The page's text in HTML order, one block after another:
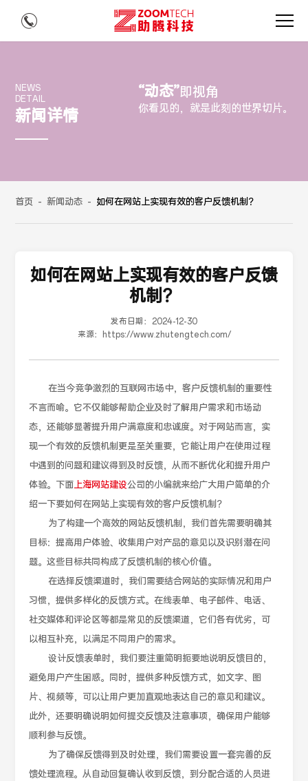
NEWS
DETAIL
新闻详情
“动态”即视角
你看见的，就是此刻的世界切片。
首页 - 新闻动态 - 如何在网站上实现有效的客户反馈机制？
如何在网站上实现有效的客户反馈
机制？
发布日期： 2024-12-30
来源：
https://www.zhutengtech.com/
在当今竞争激烈的互联网市场中，客户反馈机制的重要性
不言而喻。它不仅能够帮助企业及时了解用户需求和市场动
态，还能够显著提升用户满意度和忠诚度。对于网站而言，实
现一个有效的反馈机制更是至关重要，它能让用户在使用过程
中遇到的问题和建议得到及时反馈，从而不断优化和提升用户
体验。下面上海网站建设公司的小编就来给广大用户简单的介
绍一下要如何在网站上实现有效的客户反馈机制？
为了构建一个高效的网站反馈机制，我们首先需要明确其
目标：提高用户体验、收集用户对产品的意见以及识别潜在问
题。这些目标共同构成了反馈机制的核心价值。
在选择反馈渠道时，我们需要结合网站的实际情况和用户
习惯，提供多样化的反馈方式。在线表单、电子邮件、电话、
社交媒体和评论区等都是常见的反馈渠道，它们各有优劣，可
以相互补充，以满足不同用户的需求。
设计反馈表单时，我们要注重简明扼要地说明反馈目的，
避免用户产生困惑。同时，提供多种反馈方式，如文字、图
片、视频等，可以让用户更加直观地表达自己的意见和建议。
此外，还要明确说明如何提交反馈及注意事项，确保用户能够
顺利参与反馈。
为了确保反馈得到及时处理，我们需要设置一套完善的反
馈处理流程。从自动回复确认收到反馈，到分配合适的人员进